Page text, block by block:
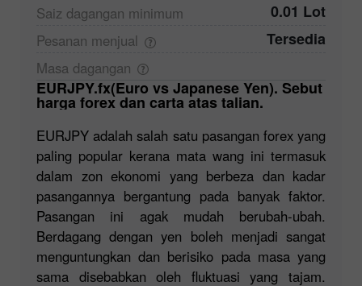
Saiz dagangan minimum 0.01 Lot
Pesanan menjual Tersedia
Masa dagangan
EURJPY.fx(Euro vs Japanese Yen). Sebut
harga forex dan carta atas talian.
EURJPY adalah salah satu pasangan forex yang
paling popular kerana mata wang ini termasuk
dalam zon ekonomi yang berbeza dan kadar
pasangannya bergantung pada banyak faktor.
Pasangan ini agak mudah berubah-ubah.
Berdagang dengan yen boleh menjadi sangat
menguntungkan dan berisiko pada masa yang
sama disebabkan oleh fluktuasi yang tajam.